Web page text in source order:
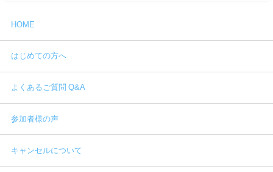
HOME
はじめての方へ
よくあるご質問 Q&A
参加者様の声
キャンセルについて